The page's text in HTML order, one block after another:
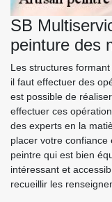
SB
peinture des
Les structures
il faut effectuer des
est possible de
effectuer ces
des experts en la
placer votre confiance
peintre qui est bien
intéressant et
recueillir les